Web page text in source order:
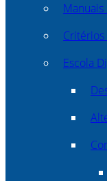
Manuais
Escola